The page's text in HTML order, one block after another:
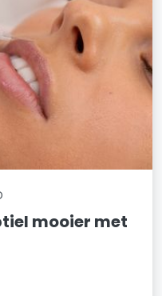
mooier met